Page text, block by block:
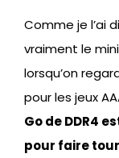
Comme je l’ai
vraiment le
lorsqu’on
pour les jeux
Go de DDR4
pour faire